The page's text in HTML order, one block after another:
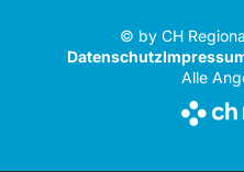
© by CH
Datenschutz
Alle